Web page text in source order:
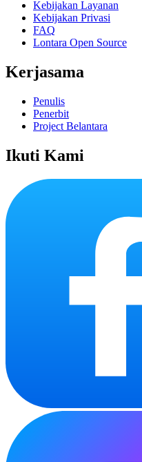
Kebijakan Layanan
Kebijakan Privasi
FAQ
Lontara Open Source
Kerjasama
Penulis
Penerbit
Project Belantara
Ikuti Kami